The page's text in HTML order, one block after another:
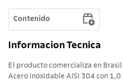
Contenido
Informacion Tecnica
El producto comercializa en
Acero inoxidable AISI 304 con